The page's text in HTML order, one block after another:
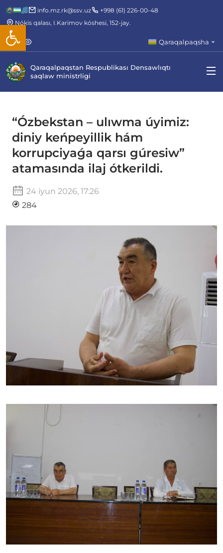
Open toolbar
info.mz.rk@ssv.uz
+998 (61) 226-00-48
Nókis qalası, I.Karimov kóshesi, 152-jay.
Qaraqalpaqsha
Qaraqalpaqstan Respublikası Densawlıqtı
saqlaw ministrligi
“Ózbekstan – ulıwma úyimiz:
diniy keńpeyillik hám
korrupciyaǵa qarsı gúresiw”
atamasında ilaj ótkerildi.
24 iyun 2026, 17:26
284